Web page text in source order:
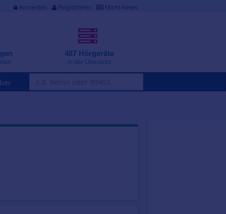
Anmelden · Registrieren Markt-News
487 Hörgeräte
in der Übersicht